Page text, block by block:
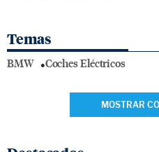
Temas
BMW Coches Eléctricos
MOSTRAR